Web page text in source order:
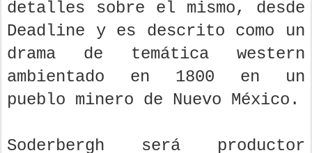
detalles sobre el mismo, desde
Deadline y es descrito como un
drama de temática western
ambientado en 1800 en un
pueblo minero de Nuevo México.
Soderbergh será productor